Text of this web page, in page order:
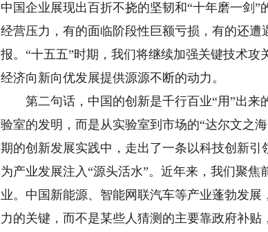
中国企业展现出百折不挠的坚韧和“十年磨一剑
经营压力，有的面临阶段性巨额亏损，有的还
报。“十五五”时期，我们将继续加强关键技术
经济向新向优发展提供源源不断的动力。
第二句话，中国的创新是千行百业“用”出来
验室的发明，而是从实验室到市场的“达尔文之
期的创新发展实践中，走出了一条以科技创新
为产业发展注入“源头活水”。近年来，我们聚
业。中国新能源、智能网联汽车等产业蓬勃发
力的关键，而不是某些人猜测的主要靠政府补